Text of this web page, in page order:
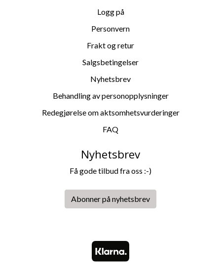
Logg på
Personvern
Frakt og retur
Salgsbetingelser
Nyhetsbrev
Behandling av personopplysninger
Redegjørelse om aktsomhetsvurderinger
FAQ
Nyhetsbrev
Få gode tilbud fra oss :-)
Abonner på nyhetsbrev